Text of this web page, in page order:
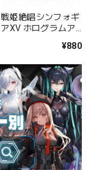
戦姫絶唱シンフォギ
アXV ホログラムア
RACING ver.
¥880